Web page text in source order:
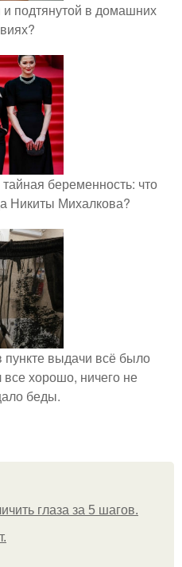
и подтянутой в домашних
беременность: что
Никиты Михалкова?
выдачи всё было
хорошо, ничего не
беды.
глаза за 5 шагов.